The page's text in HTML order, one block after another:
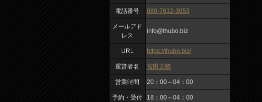
電話番号 080-7812-3053
メールアド
レス
info@thubo.biz
URL https://thubo.biz/
運営者名 宮田正晴
営業時間 20：00～04：00
予約・受付 18：00～04：00